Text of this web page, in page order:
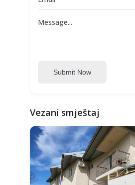
Submit Now
Vezani smještaj